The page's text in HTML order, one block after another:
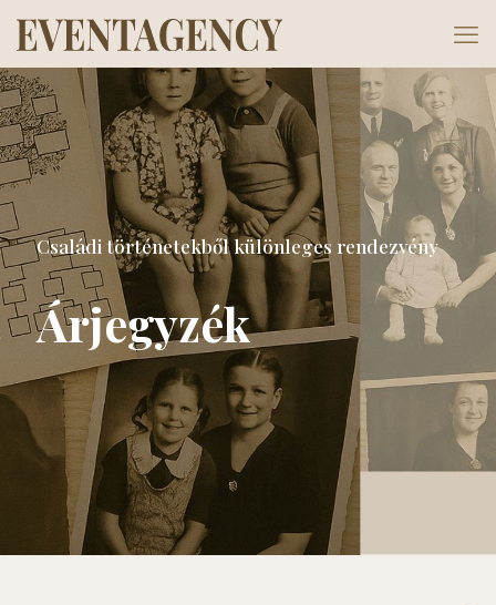
Családi történetekből különleges rendezvény
Árjegyzék